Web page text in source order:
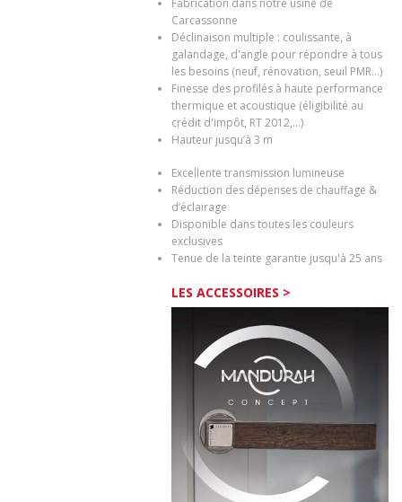
Fabrication dans notre usine de
Carcassonne
Déclinaison multiple : coulissante, à
galandage, d'angle pour répondre à tous
les besoins (neuf, rénovation, seuil PMR...)
Finesse des profilés à haute performance
thermique et acoustique (éligibilité au
crédit d'impôt, RT 2012,…)
Hauteur jusqu’à 3 m
Excellente transmission lumineuse
Réduction des dépenses de chauffage &
d’éclairage
Disponible dans toutes les couleurs
exclusives
Tenue de la teinte garantie jusqu'à 25 ans
LES ACCESSOIRES >